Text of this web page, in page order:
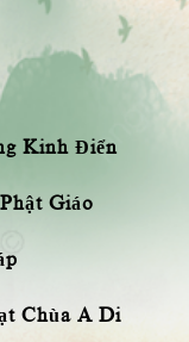
Kinh Điển
Giáo
Chùa A Di